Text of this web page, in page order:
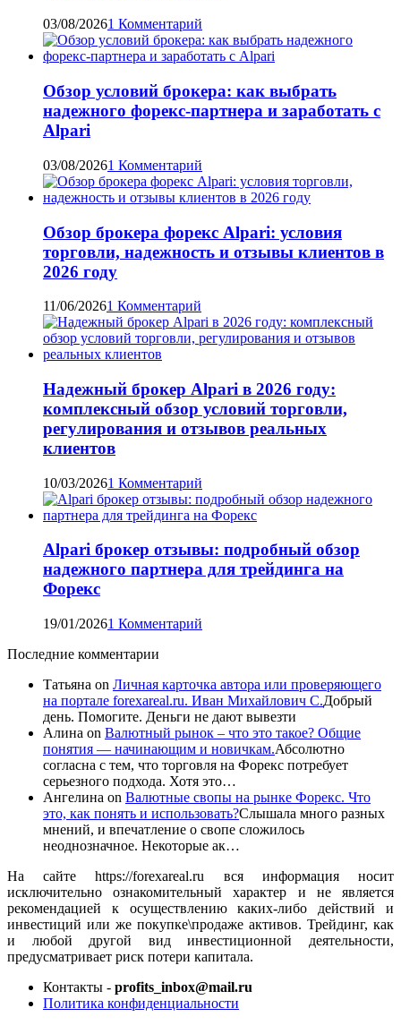
03/08/20261 Комментарий
Обзор условий брокера: как выбрать
надежного форекс-партнера и заработать с
Alpari
03/08/20261 Комментарий
Обзор брокера форекс Alpari: условия
торговли, надежность и отзывы клиентов в
2026 году
11/06/20261 Комментарий
Надежный брокер Alpari в 2026 году:
комплексный обзор условий торговли,
регулирования и отзывов реальных
клиентов
10/03/20261 Комментарий
Alpari брокер отзывы: подробный обзор
надежного партнера для трейдинга на
Форекс
19/01/20261 Комментарий
Последние комментарии
Татьяна on Личная карточка автора или проверяющего
на портале forexareal.ru. Иван Михайлович С.Добрый
день. Помогите. Деньги не дают вывезти
Алина on Валютный рынок – что это такое? Общие
понятия — начинающим и новичкам.Абсолютно
согласна с тем, что торговля на Форекс потребует
серьезного подхода. Хотя это…
Ангелина on Валютные свопы на рынке Форекс. Что
это, как понять и использовать?Слышала много разных
мнений, и впечатление о свопе сложилось
неоднозначное. Некоторые ак…
На сайте https://forexareal.ru вся информация носит
исключительно ознакомительный характер и не является
рекомендацией к осуществлению каких-либо действий и
инвестиций или же покупке\продаже активов. Трейдинг, как
и любой другой вид инвестиционной деятельности,
предусматривает риск потери капитала.
Контакты - profits_inbox@mail.ru
Политика конфиденциальности